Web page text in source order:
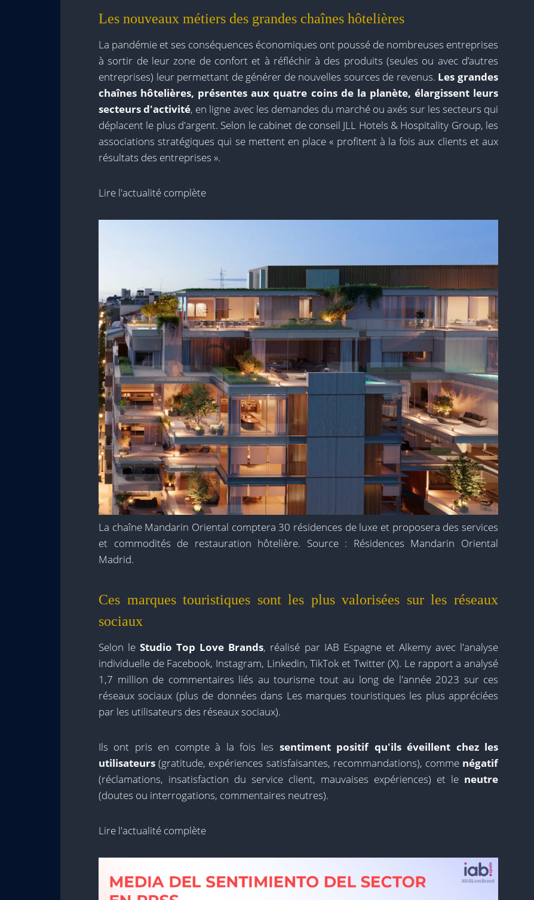
Les nouveaux métiers des grandes chaînes hôtelières
La pandémie et ses conséquences économiques ont poussé de nombreuses entreprises
à sortir de leur zone de confort et à réfléchir à des produits (seules ou avec d’autres
entreprises) leur permettant de générer de nouvelles sources de revenus. Les grandes
chaînes hôtelières, présentes aux quatre coins de la planète, élargissent leurs
secteurs d'activité, en ligne avec les demandes du marché ou axés sur les secteurs qui
déplacent le plus d'argent. Selon le cabinet de conseil JLL Hotels & Hospitality Group, les
associations stratégiques qui se mettent en place « profitent à la fois aux clients et aux
résultats des entreprises ».
Lire l'actualité complète
La chaîne Mandarin Oriental comptera 30 résidences de luxe et proposera des services
et commodités de restauration hôtelière. Source : Résidences Mandarin Oriental
Madrid.
Ces marques touristiques sont les plus valorisées sur les réseaux
sociaux
Selon le Studio Top Love Brands, réalisé par IAB Espagne et Alkemy avec l'analyse
individuelle de Facebook, Instagram, Linkedin, TikTok et Twitter (X). Le rapport a analysé
1,7 million de commentaires liés au tourisme tout au long de l'année 2023 sur ces
réseaux sociaux (plus de données dans Les marques touristiques les plus appréciées
par les utilisateurs des réseaux sociaux).
Ils ont pris en compte à la fois les sentiment positif qu'ils éveillent chez les
utilisateurs (gratitude, expériences satisfaisantes, recommandations), comme négatif
(réclamations, insatisfaction du service client, mauvaises expériences) et le neutre
(doutes ou interrogations, commentaires neutres).
Lire l'actualité complète